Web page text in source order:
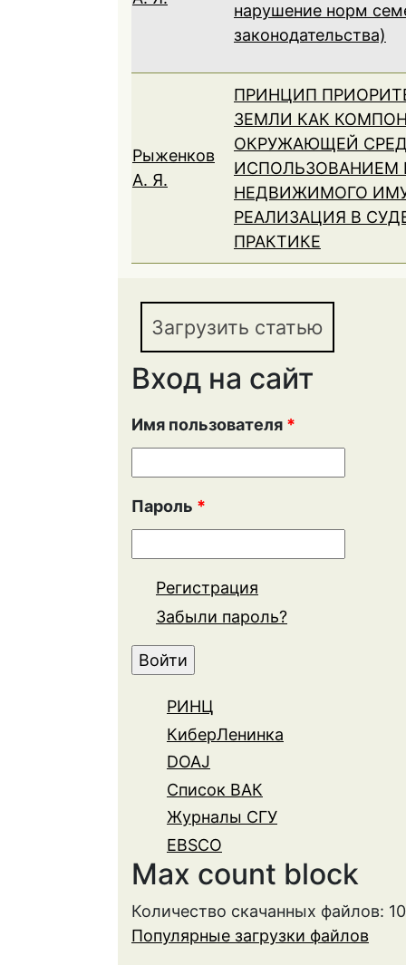
нарушение норм
законодательства)
Рыженков
А. Я.
ПРИНЦИП
ЗЕМЛИ КАК
ОКРУЖАЮЩЕЙ
ИСПОЛЬЗОВАНИЕМ
НЕДВИЖИМОГО
РЕАЛИЗАЦИЯ В
ПРАКТИКЕ
Загрузить статью
Вход на сайт
Имя пользователя *
Пароль *
Регистрация
Забыли пароль?
РИНЦ
КиберЛенинка
DOAJ
Список ВАК
Журналы СГУ
EBSCO
Max count block
Количество скачанных файлов:
Популярные загрузки файлов